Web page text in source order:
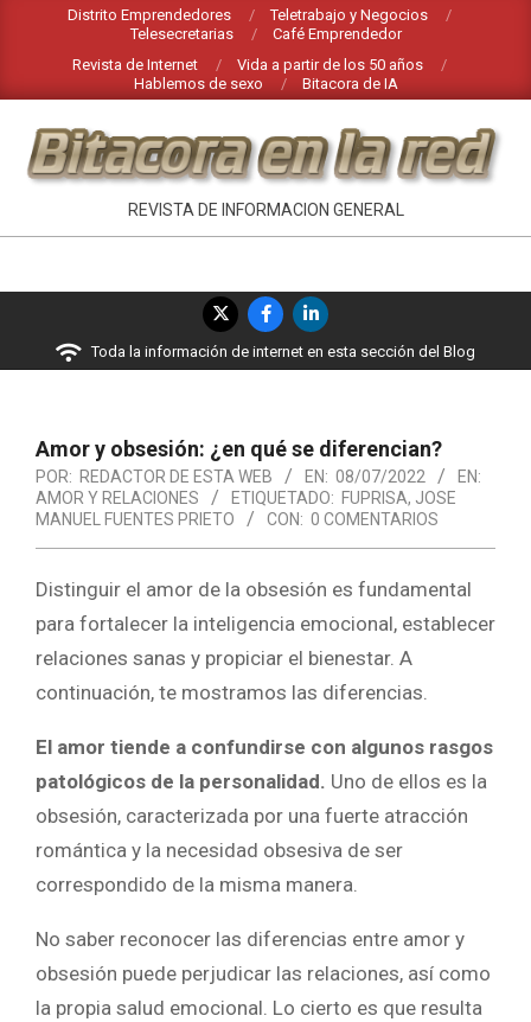
contenido
Distrito Emprendedores
Teletrabajo y Negocios
Telesecretarias
Café Emprendedor
Revista de Internet
Vida a partir de los 50 años
Hablemos de sexo
Bitacora de IA
BITACORA
LA
RED
REVISTA DE INFORMACION GENERAL
navegación
Toda la información de internet en esta sección del Blog
Amor y obsesión: ¿en qué se diferencian?
POR: REDACTOR DE ESTA WEB EN: 08/07/2022
EN:
AMOR Y RELACIONES
ETIQUETADO: FUPRISA, JOSE
MANUEL FUENTES PRIETO
CON: 0 COMENTARIOS
Distinguir el amor de la obsesión es fundamental
para fortalecer la inteligencia emocional, establecer
relaciones sanas y propiciar el bienestar. A
continuación, te mostramos las diferencias.
El amor tiende a confundirse con algunos rasgos
patológicos de la personalidad. Uno de ellos es la
obsesión, caracterizada por una fuerte atracción
romántica y la necesidad obsesiva de ser
correspondido de la misma manera.
No saber reconocer las diferencias entre amor y
obsesión puede perjudicar las relaciones, así como
la propia salud emocional. Lo cierto es que resulta